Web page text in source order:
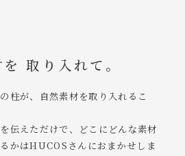
取り入れて。
柱が、自然素材を取り入れるこ
伝えただけで、どこにどんな素材
かはHUCOSさんにおまかせしま